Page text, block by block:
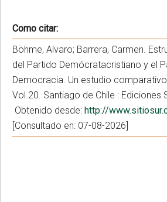
Como citar:
Böhme, Alvaro; Barrera, Carmen.
del Partido Demócratacristiano y el
Democracia. Un estudio
Vol.20. Santiago de Chile : Ediciones
Obtenido desde: http://
[Consultado en: 07-08-2026]